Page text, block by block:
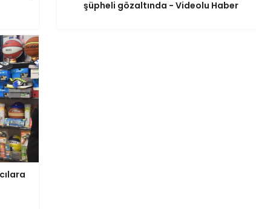
şüpheli gözaltında - Videolu Haber